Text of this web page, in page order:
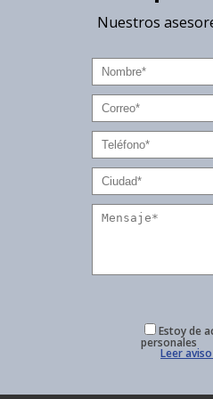
Nuestros
Estoy de
personales
Leer